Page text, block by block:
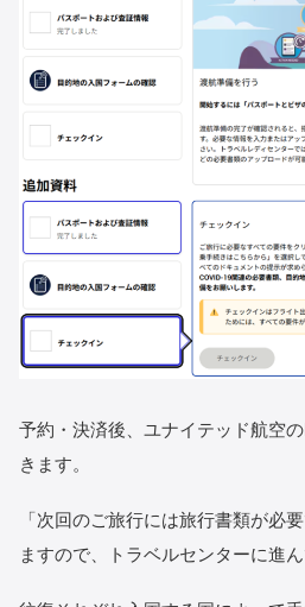
予約・決済後、ユナイテッド航空
きます。
「次回のご旅行には旅行書類が必
ますので、トラベルセンターに進ん